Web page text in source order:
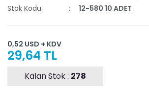
Stok Kodu
12-580 10 ADET
0,52 USD + KDV
29,64 TL
Kalan Stok : 278